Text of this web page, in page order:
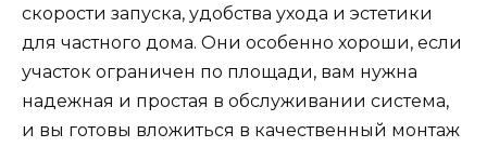
скорости запуска, удобства ухода и эстетики
для частного дома. Они особенно хороши, если
участок ограничен по площади, вам нужна
надежная и простая в обслуживании система,
и вы готовы вложиться в качественный монтаж